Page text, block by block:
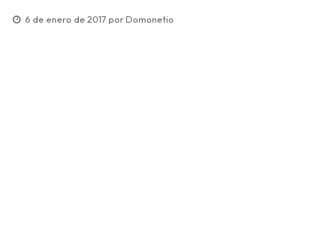
6 de enero de 2017 porDomonetio